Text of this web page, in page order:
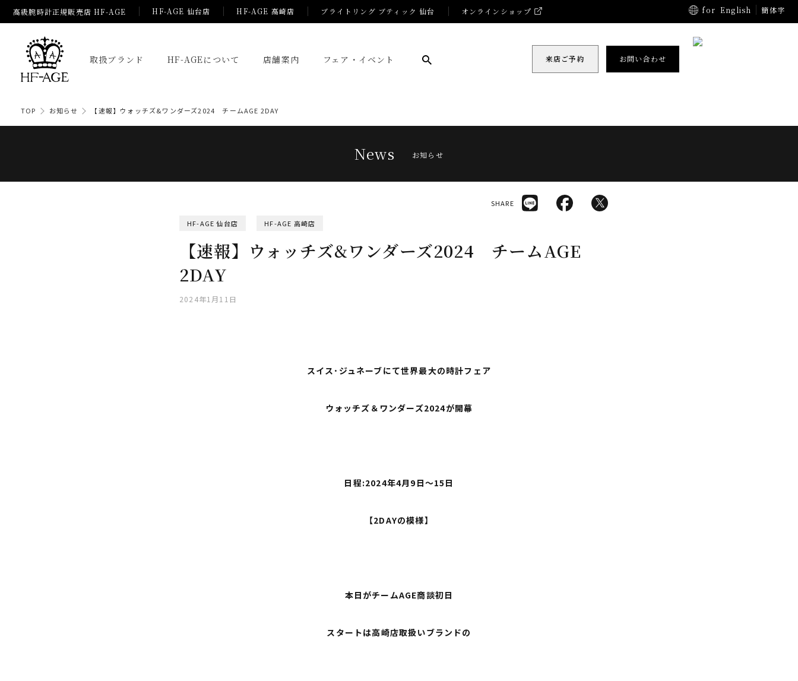
高級腕時計正規販売店 HF-AGE HF-AGE 仙台店 HF-AGE 高崎店 ブライトリング ブティック 仙台 オンラインショップ for English 簡体字
取扱ブランド HF-AGEについて 店舗案内 フェア・イベント 来店ご予約 お問い合わせ
TOP お知らせ 【速報】ウォッチズ&ワンダーズ2024 チームAGE 2DAY
News お知らせ
HF-AGE 仙台店 HF-AGE 高崎店
【速報】ウォッチズ&ワンダーズ2024 チームAGE
2DAY
2024年1月11日
SHARE
スイス･ジュネーブにて世界最大の時計フェア
ウォッチズ＆ワンダーズ2024が開幕
日程:2024年4月9日～15日
【2DAYの模様】
本日がチームAGE商談初日
スタートは高崎店取扱いブランドの